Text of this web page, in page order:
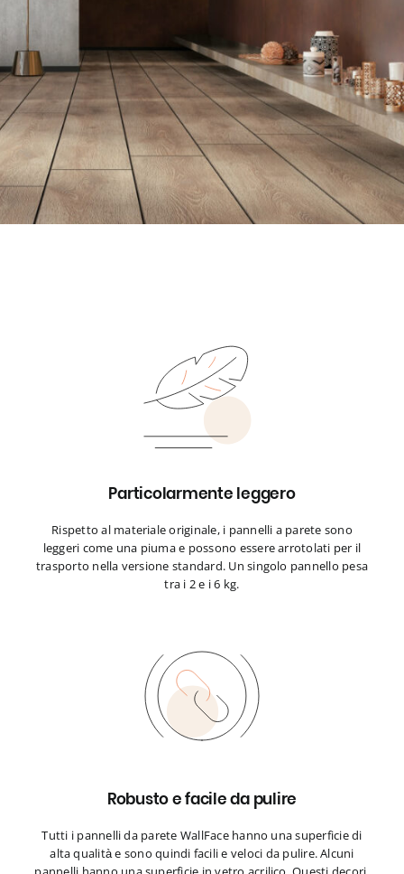
Particolarmente leggero
Rispetto al materiale originale, i pannelli a parete sono
leggeri come una piuma e possono essere arrotolati per il
trasporto nella versione standard. Un singolo pannello pesa
tra i 2 e i 6 kg.
Robusto e facile da pulire
Tutti i pannelli da parete WallFace hanno una superficie di
alta qualità e sono quindi facili e veloci da pulire. Alcuni